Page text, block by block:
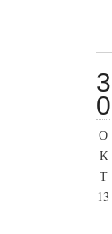
3
0
О
К
Т
13